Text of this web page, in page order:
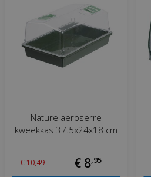
Nature aeroserre
kweekkas 37.5x24x18 cm
€10,49 € 8,95